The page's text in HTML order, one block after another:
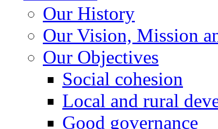
Our History
Our Vision, Mission
Our Objectives
Social cohesion
Local and rural
Good governance